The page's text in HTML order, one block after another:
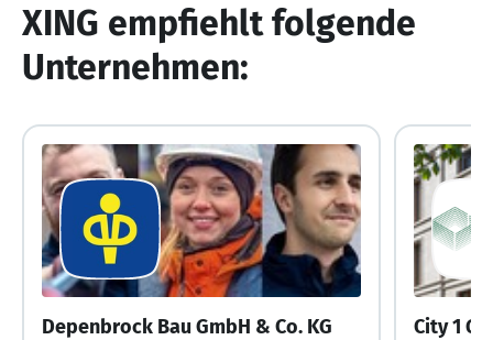
XING empfiehlt folgende
Unternehmen:
Depenbrock Bau GmbH & Co. KG City 1